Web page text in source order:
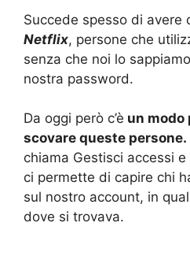
Succede spesso di avere
Netflix, persone che
senza che noi lo
nostra password.
Da oggi però c’è un modo
scovare queste persone.
chiama Gestisci accessi
ci permette di capire chi
sul nostro account, in
dove si trovava.